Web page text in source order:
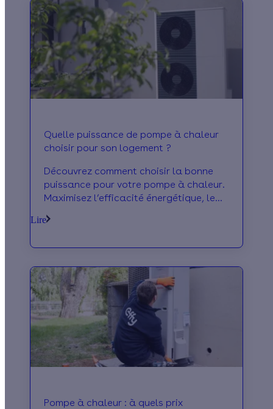
Quelle puissance de pompe à chaleur
choisir pour son logement ?
Découvrez comment choisir la bonne
puissance pour votre pompe à chaleur.
Maximisez l’efficacité énergétique, le
votre système de chauffage.
Lire
Pompe à chaleur : à quels prix